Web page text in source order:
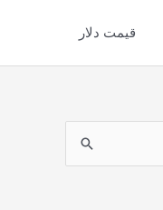
قیمت دلار